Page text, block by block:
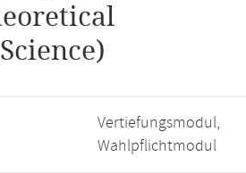
Vertiefungsmodul,
Wahlpflichtmodul